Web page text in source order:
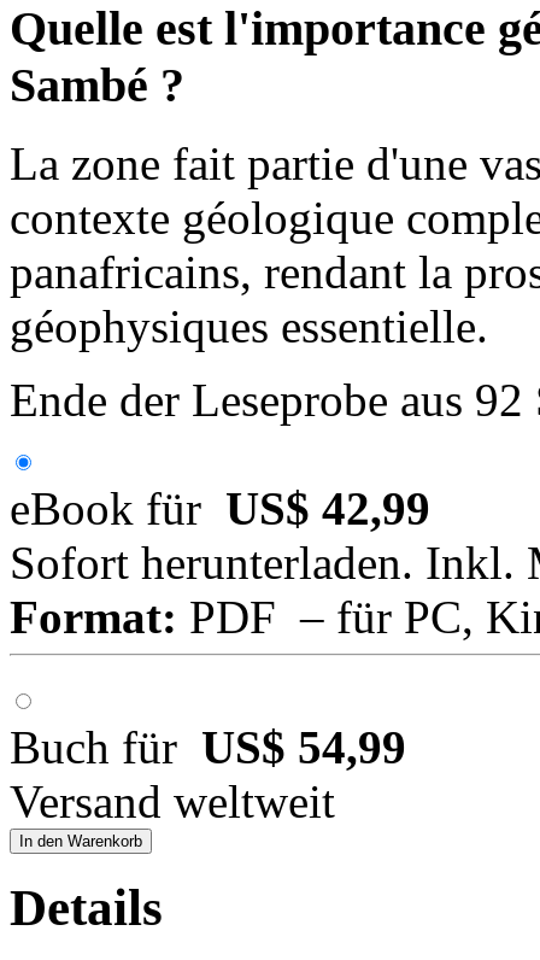
Quelle est l'importance
Sambé ?
La zone fait partie d'une
contexte géologique
panafricains, rendant la
géophysiques essentielle.
Ende der Leseprobe aus
eBook für US$ 42,99
Sofort herunterladen. Inkl.
Format: PDF – für PC,
Buch für US$ 54,99
Versand weltweit
In den Warenkorb
Details